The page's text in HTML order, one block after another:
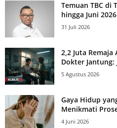
Temuan TBC di
hingga Juni 2026
31 Juli 2026
2,2 Juta Remaja
Dokter Jantung:
5 Agustus 2026
Gaya Hidup
Menikmati
4 Juni 2026